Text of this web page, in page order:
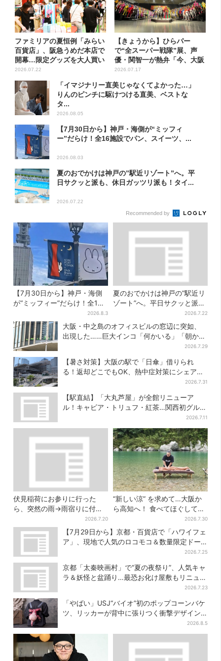
ファミリアの夏恒例「みらい
百貨店」、阪急うめだ本店で
開幕…限定グッズを大人買い
す...
2026.07.22
【きょうから】ひらパー
で“全スーパー戦隊”展、声
優・関智一が熱弁「今、大阪
に全戦...
2026.07.17
「イマジナリー直美じゃなくてよかった…」
りんのピンチに駆けつける直美、ベストな
タ...
2026.08.05
【7月30日から】神戸・海側が“ミッフィ
ー”だらけ！全16施設でパン、スイーツ、...
2026.08.03
夏のおでかけは神戸の”駅近リゾート”へ。平
日サクッと派も、休日ガッツリ派も！タイ...
2026.07.22
Recommended by
【7月30日から】神戸・海側
が“ミッフィー”だらけ！全16
施設でパン、スイーツ、ナイ
トマーケットも
2026.8.3
夏のおでかけは神戸の”駅近リ
ゾート”へ。平日サクッと派
も、休日ガッツリ派も！タイ
パ抜群、約20種の楽しみ方
2026.7.22
大阪・中之島のオフィスビルの窓辺に突如、
出現した……巨大インコ「何かいる」「朝から
2026.7.29
【暑さ対策】大阪の駅で「日傘」借りられ
る！返却どこでもOK、熱中症対策にシェアサ
2026.7.31
【駅直結】「大丸芦屋」が全館リニューア
ル！キャビア・トリュフ・紅茶…関西初グルメ
2026.7.11
伏見稲荷にお参りに行った
ら、突然の雨→雨宿りに付き
合ってくれた猫 実は参拝客
に可愛がられている地域猫、
目撃者が続々
2026.7.20
“新しい涼” を求めて…大阪か
ら高知へ！ 食べてほぐして
「仁淀ブルー」でととのう体
験旅【2026夏最新版】
2026.7.30
【7月29日から】京都・百貨店で「ハワイフェ
ア」、現地で人気のロコモコ＆数量限定ドー
2026.7.25
京都「太秦映画村」で“夏の夜祭り”、人気キャ
ラ＆妖怪と盆踊り…最恐お化け屋敷もリニュー
2026.7.23
「やばい」USJ“バイオ”初のポップコーンバケ
ツ、リッカーが背中に張りつく衝撃デザイン
2026.8.5